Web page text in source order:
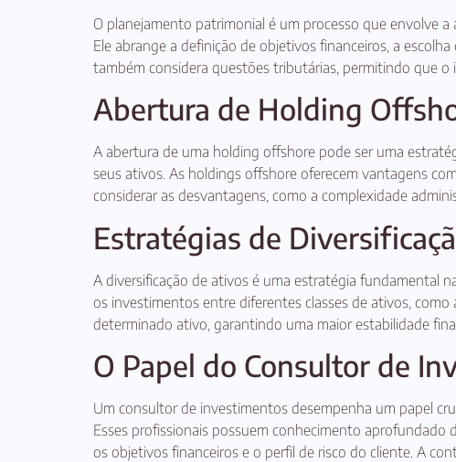
O planejamento patrimonial é um processo que envolve
Ele abrange a definição de objetivos financeiros, a
também considera questões tributárias, permitindo que o
Abertura de Holding
A abertura de uma holding offshore pode ser uma
seus ativos. As holdings offshore oferecem vantagens
considerar as desvantagens, como a complexidade
Estratégias de
A diversificação de ativos é uma estratégia fundamental
os investimentos entre diferentes classes de ativos,
determinado ativo, garantindo uma maior estabilidade
O Papel do Consultor de
Um consultor de investimentos desempenha um papel
Esses profissionais possuem conhecimento aprofundado
os objetivos financeiros e o perfil de risco do cliente. A